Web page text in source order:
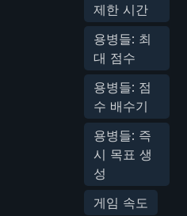
제한 시간
용병들: 최
대 점수
용병들: 점
수 배수기
용병들: 즉
시 목표 생
성
게임 속도